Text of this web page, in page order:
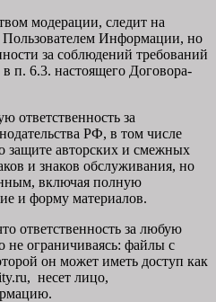
модерации, следит на
Информации, но
за соблюдений требований
в п. 6.3. настоящего Договора-
ответственность за
РФ, в том числе
защите авторских и смежных
и знаков обслуживания, но
включая полную
и форму материалов.
ответственность за любую
ограничиваясь: файлы с
он может иметь доступ как
несет лицо,